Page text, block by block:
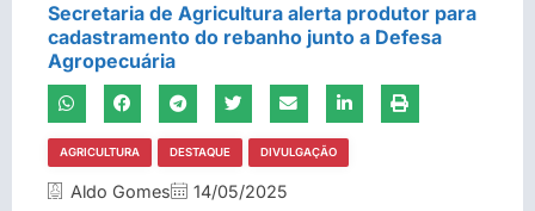
Secretaria de Agricultura alerta produtor para
cadastramento do rebanho junto a Defesa
Agropecuária
AGRICULTURA DESTAQUE DIVULGAÇÃO
Aldo Gomes 14/05/2025